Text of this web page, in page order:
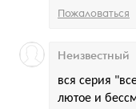
Пожаловаться
вся серия
лютое и
Неизвестный